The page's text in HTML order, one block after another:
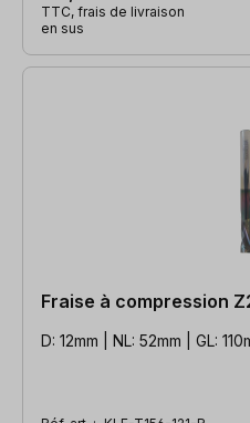
TTC, frais de livraison
en sus
Fraise à compression
D: 12mm | NL: 52mm | GL: